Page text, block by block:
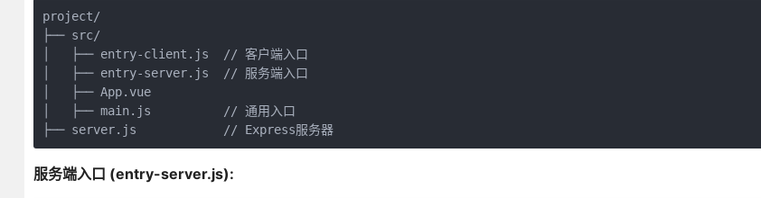
project/
├── src/
│   ├── entry-client.js  // 客户端入口
│   ├── entry-server.js  // 服务端入口
│   ├── App.vue
│   ├── main.js          // 通用入口
├── server.js            // Express服务器
服务端入口 (entry-server.js):